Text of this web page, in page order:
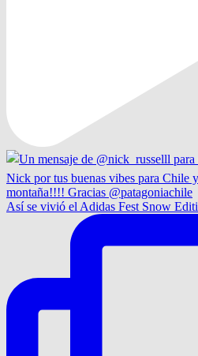
Así se vivió el Adidas Fest Snow